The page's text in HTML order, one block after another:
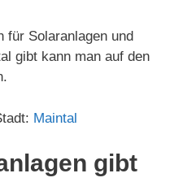
für Solaranlagen und
gibt kann man auf den
Maintal
gibt